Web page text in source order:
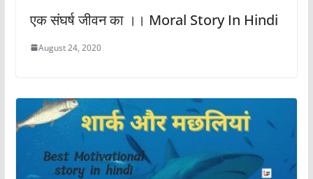
एक संघर्ष जीवन का ।। Moral Story In Hindi
August 24, 2020